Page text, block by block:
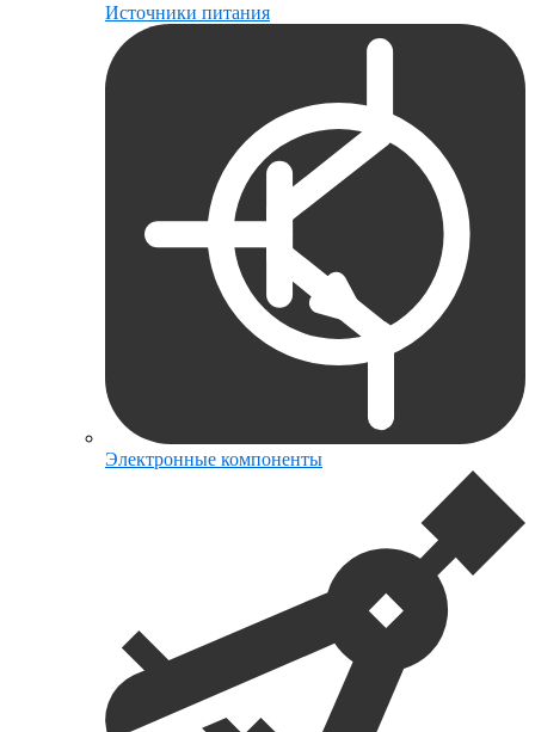
Источники питания
Электронные компоненты